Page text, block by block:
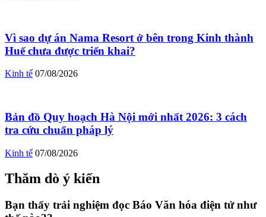
Vì sao dự án Nama Resort ở bên trong Kinh thành
Huế chưa được triển khai?
Kinh tế 07/08/2026
Bản đồ Quy hoạch Hà Nội mới nhất 2026: 3 cách
tra cứu chuẩn pháp lý
Kinh tế 07/08/2026
Thăm dò ý kiến
Bạn thấy trải nghiệm đọc Báo Văn hóa điện tử như